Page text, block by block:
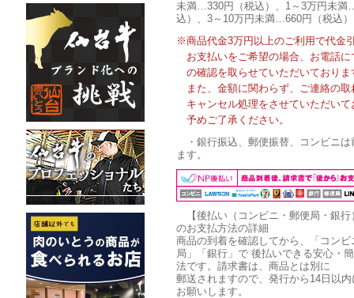
未満…330円（税込）、1～3万円未満
込）、3～10万円未満…660円（税込）
※商品代金3万円以上のご利用で代金
お支払いをご希望の場合、お電話
の確認を取らせていただいておりま
また、金額に関わらず、ご連絡の
キャンセル処理をさせていただい
予めご了承ください。
・銀行振込、郵便振替、コンビニ
ます。
【後払い（コンビニ・郵便局・銀
のお支払方法の詳細
商品の到着を確認してから、「コンビ
局」「銀行」で 後払いできる安心・
法です。請求書は、商品とは別に
郵送されますので、発行から14日以
お願いします。